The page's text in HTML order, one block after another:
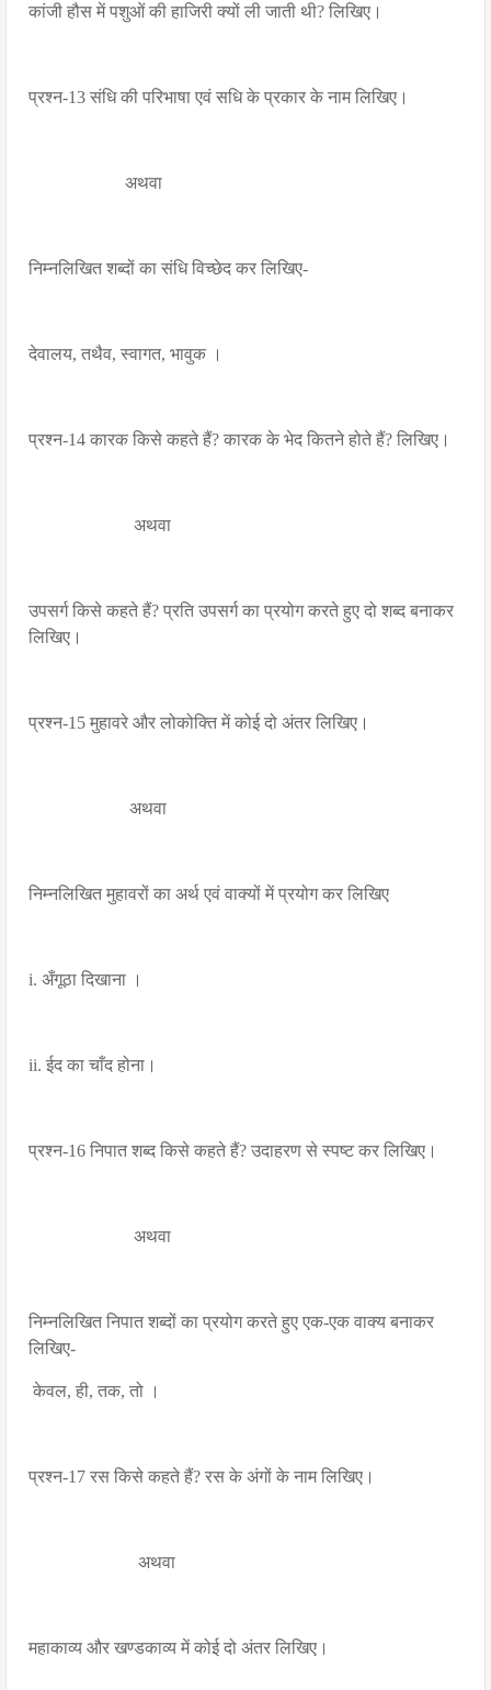
कांजी हौस में पशुओं की हाजिरी क्यों ली जाती थी? लिखिए।
प्रश्न-13 संधि की परिभाषा एवं सधि के प्रकार के नाम लिखिए।
अथवा
निम्नलिखित शब्दों का संधि विच्छेद कर लिखिए-
देवालय, तथैव, स्वागत, भावुक ।
प्रश्न-14 कारक किसे कहते हैं? कारक के भेद कितने होते हैं? लिखिए।
अथवा
उपसर्ग किसे कहते हैं? प्रति उपसर्ग का प्रयोग करते हुए दो शब्द बनाकर
लिखिए।
प्रश्न-15 मुहावरे और लोकोक्ति में कोई दो अंतर लिखिए।
अथवा
निम्नलिखित मुहावरों का अर्थ एवं वाक्यों में प्रयोग कर लिखिए
i. अँगूठा दिखाना ।
ii. ईद का चाँद होना।
प्रश्न-16 निपात शब्द किसे कहते हैं? उदाहरण से स्पष्ट कर लिखिए।
अथवा
निम्नलिखित निपात शब्दों का प्रयोग करते हुए एक-एक वाक्य बनाकर
लिखिए-
केवल, ही, तक, तो ।
प्रश्न-17 रस किसे कहते हैं? रस के अंगों के नाम लिखिए।
अथवा
महाकाव्य और खण्डकाव्य में कोई दो अंतर लिखिए।